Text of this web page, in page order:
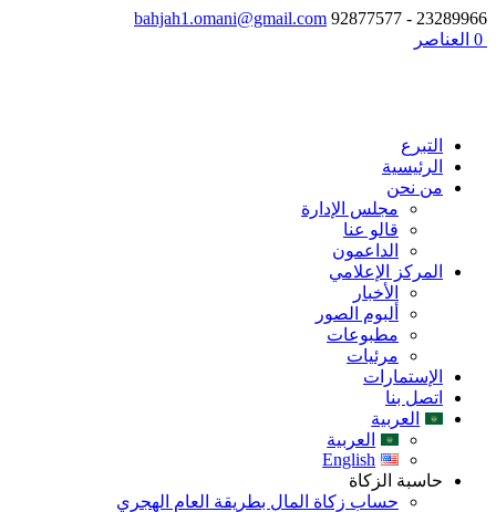
23289966 - 92877577
bahjah1.omani@gmail.com
التبرع
الرئيسية
من نحن
مجلس الإدارة
قالو عنا
الداعمون
المركز الإعلامي
الأخبار
ألبوم الصور
مطبوعات
مرئيات
الإستمارات
اتصل بنا
العربية
العربية
English
حاسبة الزكاة
حساب زكاة المال بطريقة العام الهجري